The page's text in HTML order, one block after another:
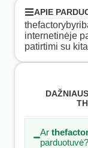
APIE
internetinėje
patirtimi su
Ar
parduotuvė?